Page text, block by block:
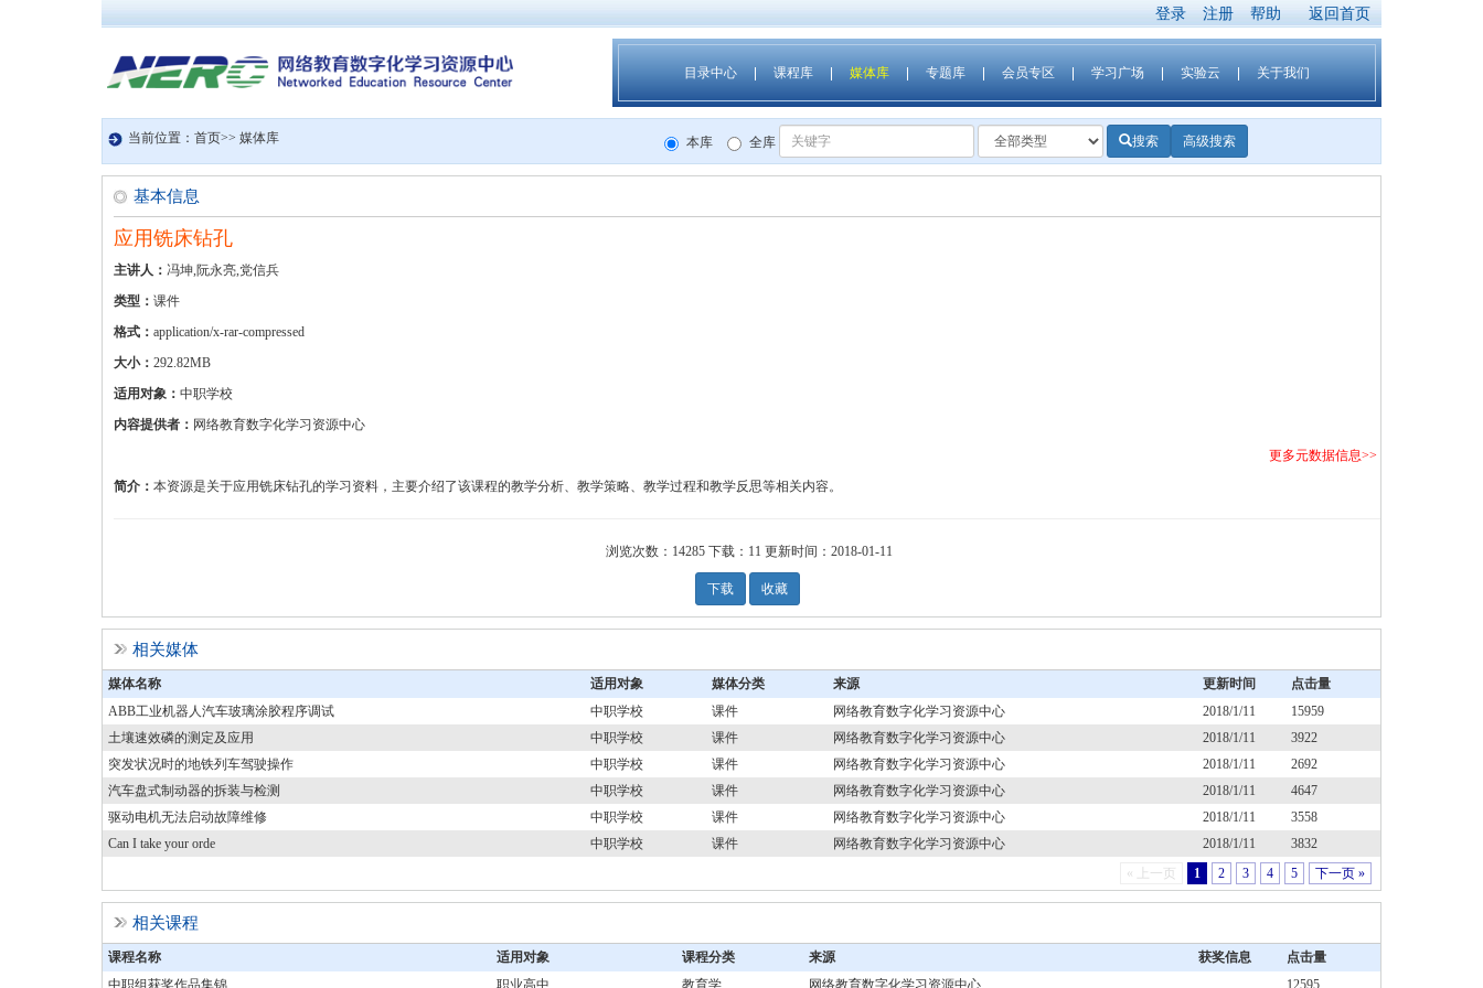
登录 注册 帮助 返回首页
目录中心 课程库 媒体库 专题库 会员专区 学习广场 实验云 关于我们
当前位置：首页>> 媒体库 本库 全库 搜索 高级搜索
基本信息
应用铣床钻孔
主讲人： 冯坤,阮永亮,党信兵
类型： 课件
格式： application/x-rar-compressed
大小： 292.82MB
适用对象： 中职学校
内容提供者： 网络教育数字化学习资源中心
更多元数据信息>>
简介： 本资源是关于应用铣床钻孔的学习资料，主要介绍了该课程的教学分析、教学策略、教学过程和教学反思等相关内容。
浏览次数： 14285下载： 11 更新时间： 2018-01-11
下载 收藏
相关媒体
媒体名称 适用对象 媒体分类 来源 更新时间
点击量
ABB工业机器人汽车玻璃涂胶程序调试
中职学校 课件 网络教育数字化学习资源中心 2018/1/11
15959
土壤速效磷的测定及应用
中职学校 课件 网络教育数字化学习资源中心 2018/1/11
3922
突发状况时的地铁列车驾驶操作
中职学校 课件 网络教育数字化学习资源中心 2018/1/11
2692
汽车盘式制动器的拆装与检测
中职学校 课件 网络教育数字化学习资源中心 2018/1/11
4647
驱动电机无法启动故障维修
中职学校 课件 网络教育数字化学习资源中心 2018/1/11
3558
Can I take your orde
中职学校 课件 网络教育数字化学习资源中心 2018/1/11
3832
« 上一页
1 2 3 4 5 下一页 »
相关课程
课程名称 适用对象 课程分类 来源 获奖信息
点击量
中职组获奖作品集锦
职业高中 教育学 网络教育数字化学习资源中心 12595